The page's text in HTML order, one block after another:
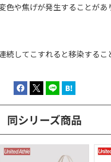
や焦げが発生することがあ
してこすれると移染するこ
同シリーズ商品